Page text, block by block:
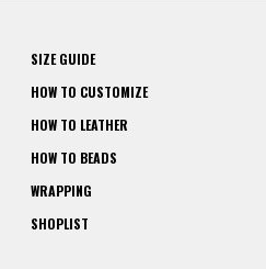
SIZE GUIDE
HOW TO CUSTOMIZE
HOW TO LEATHER
HOW TO BEADS
WRAPPING
SHOPLIST